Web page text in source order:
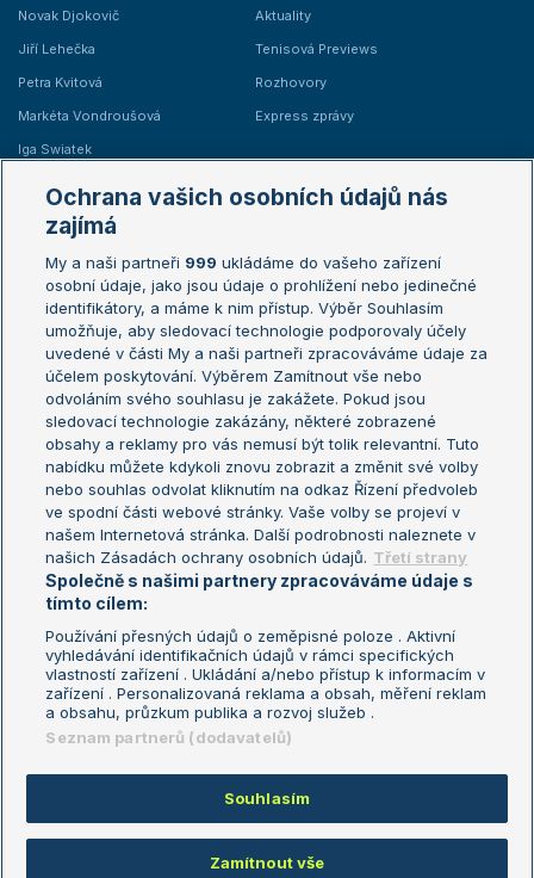
Novak Djokovič
Jiří Lehečka
Petra Kvitová
Markéta Vondroušová
Iga Swiatek
Aktuality
Tenisová Previews
Rozhovory
Express zprávy
Žebříčky
Žebříček ATP (muži)
Žebříček WTA (ženy)
Sázkařský žebříček
Australian Open
French Open
Wimbledon
US Open
Turnaj mistrů
Turnaj mistryň
Aktualní trendy
Fotbalové přestupy
Livesport Daily
LS Prague Open
Podmínky užití
Nastavení soukromí
GDPR a žurnalistika
Reklama
Kontakt
Informace o zpracování osobních
údajů
Copyright © 2008-2026 TenisPortal.cz. Využíváme zpravodajství ČTK.
Ochrana vašich osobních údajů nás
zajímá
My a naši partneři 999 ukládáme do vašeho zařízení
osobní údaje, jako jsou údaje o prohlížení nebo jedinečné
identifikátory, a máme k nim přístup. Výběr Souhlasím
umožňuje, aby sledovací technologie podporovaly účely
uvedené v části My a naši partneři zpracováváme údaje za
účelem poskytování. Výběrem Zamítnout vše nebo
odvoláním svého souhlasu je zakážete. Pokud jsou
sledovací technologie zakázány, některé zobrazené
obsahy a reklamy pro vás nemusí být tolik relevantní. Tuto
nabídku můžete kdykoli znovu zobrazit a změnit své volby
nebo souhlas odvolat kliknutím na odkaz Řízení předvoleb
ve spodní části webové stránky. Vaše volby se projeví v
našem Internetová stránka. Další podrobnosti naleznete v
našich Zásadách ochrany osobních údajů. Třetí strany
Společně s našimi partnery zpracováváme údaje s
tímto cílem:
Používání přesných údajů o zeměpisné poloze . Aktivní
vyhledávání identifikačních údajů v rámci specifických
vlastností zařízení . Ukládání a/nebo přístup k informacím v
zařízení . Personalizovaná reklama a obsah, měření reklam
a obsahu, průzkum publika a rozvoj služeb .
Seznam partnerů (dodavatelů)
Souhlasím
Zamítnout vše